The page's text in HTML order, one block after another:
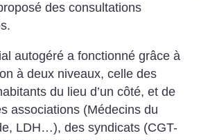
des consultations
autogéré a fonctionné grâce à
à deux niveaux, celle des
du lieu d’un côté, et de
associations (Médecins du
LDH…), des syndicats (CGT-